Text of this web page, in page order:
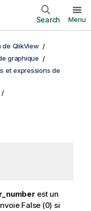
Search Menu
de QlikView
graphique
et expressions de
est un
False (0) si